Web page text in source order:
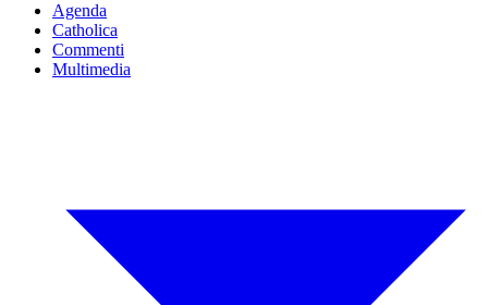
Agenda
Catholica
Commenti
Multimedia